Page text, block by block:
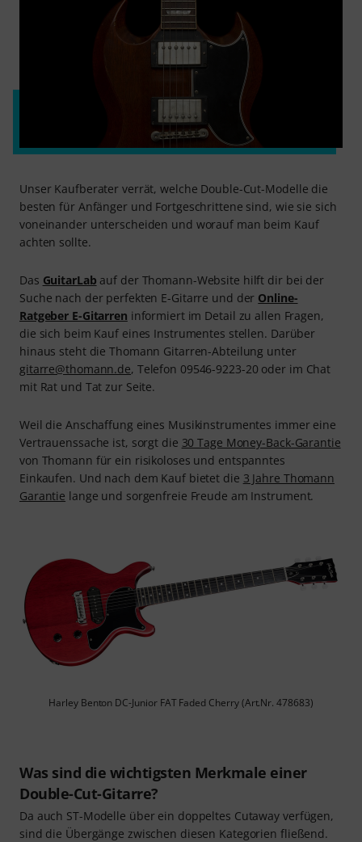
Unser Kaufberater verrät, welche Double-Cut-Modelle die
besten für Anfänger und Fortgeschrittene sind, wie sie sich
voneinander unterscheiden und worauf man beim Kauf
achten sollte.
Das GuitarLab auf der Thomann-Website hilft dir bei der
Suche nach der perfekten E-Gitarre und der Online-
Ratgeber E-Gitarren informiert im Detail zu allen Fragen,
die sich beim Kauf eines Instrumentes stellen. Darüber
hinaus steht die Thomann Gitarren-Abteilung unter
gitarre@thomann.de, Telefon 09546-9223-20 oder im Chat
mit Rat und Tat zur Seite.
Weil die Anschaffung eines Musikinstrumentes immer eine
Vertrauenssache ist, sorgt die 30 Tage Money-Back-Garantie
von Thomann für ein risikoloses und entspanntes
Einkaufen. Und nach dem Kauf bietet die 3 Jahre Thomann
Garantie lange und sorgenfreie Freude am Instrument.
Harley Benton DC-Junior FAT Faded Cherry (Art.Nr. 478683)
Was sind die wichtigsten Merkmale einer
Double-Cut-Gitarre?
Da auch ST-Modelle über ein doppeltes Cutaway verfügen,
sind die Übergänge zwischen diesen Kategorien fließend.